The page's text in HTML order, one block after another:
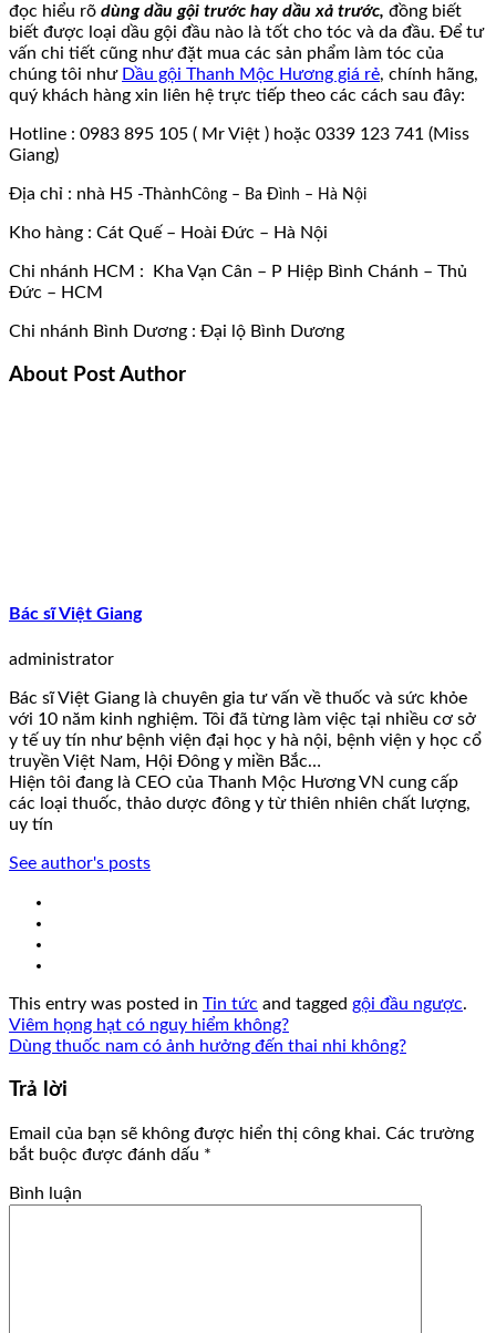
đọc hiểu rõ dùng dầu gội trước hay dầu xả trước, đồng biết
biết được loại dầu gội đầu nào là tốt cho tóc và da đầu. Để tư
vấn chi tiết cũng như đặt mua các sản phẩm làm tóc của
chúng tôi như Dầu gội Thanh Mộc Hương giá rẻ, chính hãng,
quý khách hàng xin liên hệ trực tiếp theo các cách sau đây:
Hotline : 0983 895 105 ( Mr Việt ) hoặc 0339 123 741 (Miss
Giang)
Địa chỉ : nhà H5 -ThànhCông – Ba Đình – Hà Nội
Kho hàng : Cát Quế – Hoài Đức – Hà Nội
Chi nhánh HCM : Kha Vạn Cân – P Hiệp Bình Chánh – Thủ
Đức – HCM
Chi nhánh Bình Dương : Đại lộ Bình Dương
About Post Author
Bác sĩ Việt Giang
administrator
Bác sĩ Việt Giang là chuyên gia tư vấn về thuốc và sức khỏe
với 10 năm kinh nghiệm. Tôi đã từng làm việc tại nhiều cơ sở
y tế uy tín như bệnh viện đại học y hà nội, bệnh viện y học cổ
truyền Việt Nam, Hội Đông y miền Bắc…
Hiện tôi đang là CEO của Thanh Mộc Hương VN cung cấp
các loại thuốc, thảo dược đông y từ thiên nhiên chất lượng,
uy tín
See author's posts
This entry was posted in Tin tức and tagged gội đầu ngược.
Viêm họng hạt có nguy hiểm không?
Dùng thuốc nam có ảnh hưởng đến thai nhi không?
Trả lời
Email của bạn sẽ không được hiển thị công khai. Các trường
bắt buộc được đánh dấu *
Bình luận